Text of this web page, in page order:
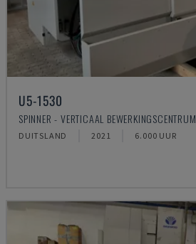
U5-1530
SPINNER - VERTICAAL BEWERKINGSCENTRUM
DUITSLAND 2021 6.000 UUR